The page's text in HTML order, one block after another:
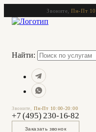
Звоните,Пн-Пт
Найти:
Звоните,Пн-Пт 10:00-20:00
+7 (495) 230-16-82
Заказать звонок